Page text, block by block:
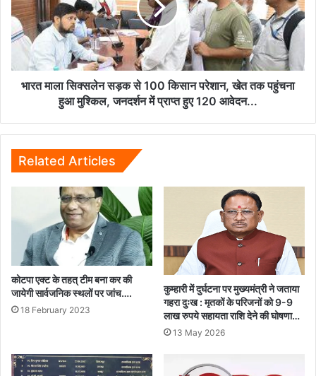
की
स्थानांतरण
की
से
100
किसान
परेशान,
खेत
तक
मुश्किल,
प्राप्त
भारत माला सिक्सलेन सड़क से 100 किसान परेशान, खेत तक पहुंचना
हुआ मुश्किल, जनदर्शन में प्राप्त हुए 120 आवेदन...
Related Articles
कोटपा एक्ट के तहत् टीम बना कर की
जायेगी सार्वजनिक स्थलों पर जांच….
18 February 2023
कुम्हारी में दुर्घटना पर मुख्यमंत्री ने जताया
गहरा दुःख : मृतकों के परिजनों को 9-9
लाख रुपये सहायता राशि देने की घोषणा…
13 May 2026